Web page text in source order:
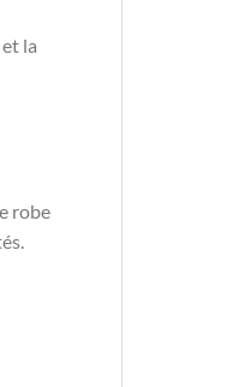
la
robe